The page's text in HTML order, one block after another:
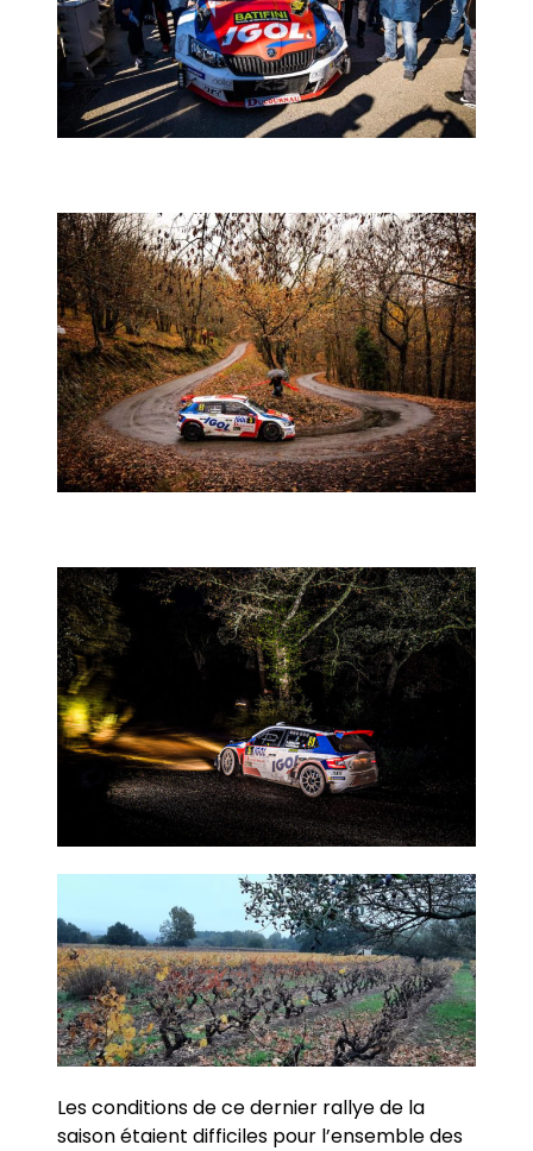
Les conditions de ce dernier rallye de la
saison étaient difficiles pour l’ensemble des